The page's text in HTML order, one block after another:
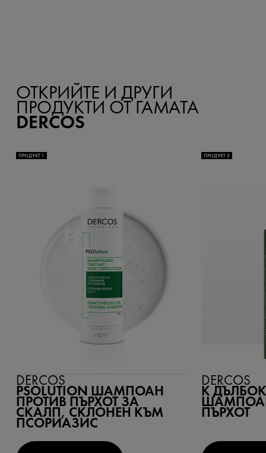
ОТКРИЙТЕ И ДРУГИ
ПРОДУКТИ ОТ ГАМАТА
DERCOS
ПРОДУКТ 1
DERCOS
PSOLUTION ШАМПОАН
ПРОТИВ ПЪРХОТ ЗА
СКАЛП, СКЛОНЕН КЪМ
ПСОРИАЗИС
ПРОДУКТ 2
DERCOS
K
ПЪРХОТ